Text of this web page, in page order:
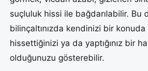
suçluluk hissi ile bağdarılabilir. Bu
bilinçaltınızda kendinizi bir konuda
hissettiğinizi ya da yaptığınız bir
olduğunuzu gösterebilir.